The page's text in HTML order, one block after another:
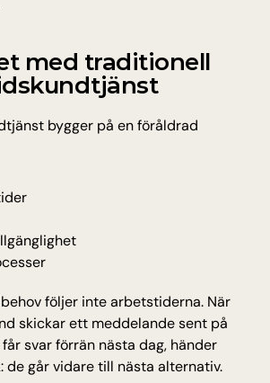
med traditionell
bygger på en föråldrad
följer inte arbetstiderna. När
skickar ett meddelande sent på
svar förrän nästa dag, händer
de går vidare till nästa alternativ.